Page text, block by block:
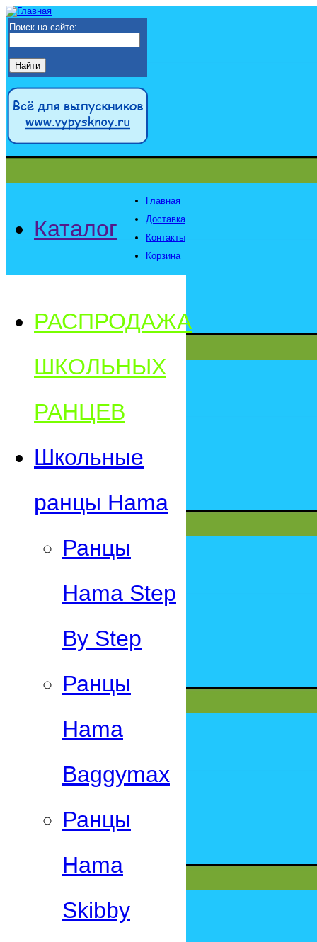
Поиск на сайте:
Каталог
Главная
Доставка
Контакты
Корзина
РАСПРОДАЖА
ШКОЛЬНЫХ
РАНЦЕВ
Школьные
ранцы Hama
Ранцы
Hama Step
By Step
Ранцы
Hama
Baggymax
Ранцы
Hama
Skibby